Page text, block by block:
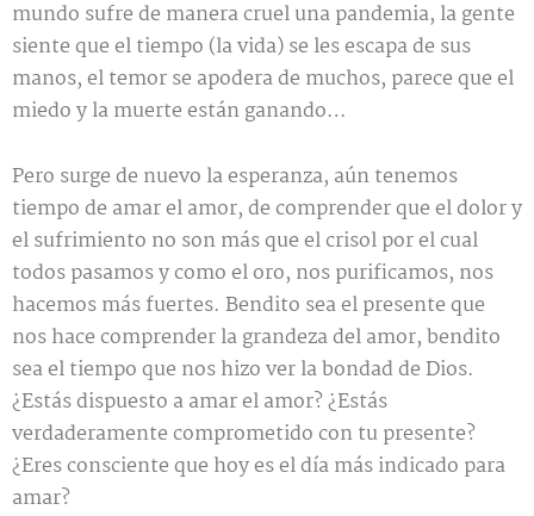
mundo sufre de manera cruel una pandemia, la gente
siente que el tiempo (la vida) se les escapa de sus
manos, el temor se apodera de muchos, parece que el
miedo y la muerte están ganando…
Pero surge de nuevo la esperanza, aún tenemos
tiempo de amar el amor, de comprender que el dolor y
el sufrimiento no son más que el crisol por el cual
todos pasamos y como el oro, nos purificamos, nos
hacemos más fuertes. Bendito sea el presente que
nos hace comprender la grandeza del amor, bendito
sea el tiempo que nos hizo ver la bondad de Dios.
¿Estás dispuesto a amar el amor? ¿Estás
verdaderamente comprometido con tu presente?
¿Eres consciente que hoy es el día más indicado para
amar?